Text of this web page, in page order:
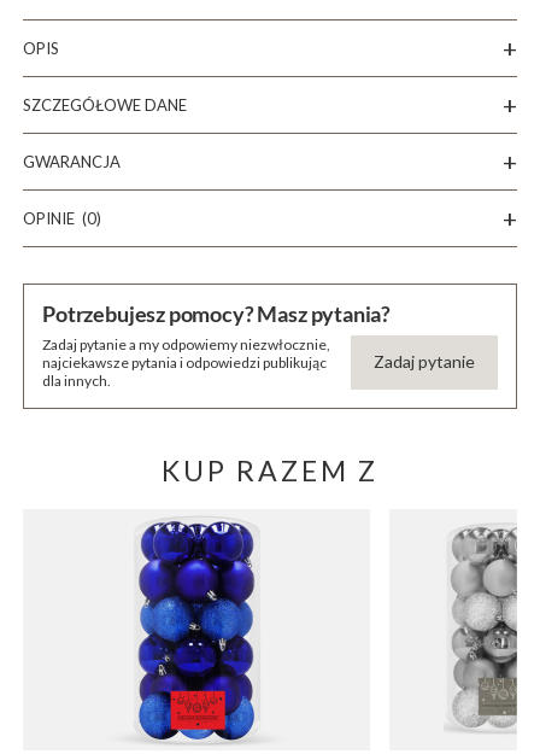
OPIS
SZCZEGÓŁOWE DANE
GWARANCJA
OPINIE (0)
Potrzebujesz pomocy? Masz pytania?
Zadaj pytanie a my odpowiemy niezwłocznie,
najciekawsze pytania i odpowiedzi publikując
dla innych.
Zadaj pytanie
KUP RAZEM Z